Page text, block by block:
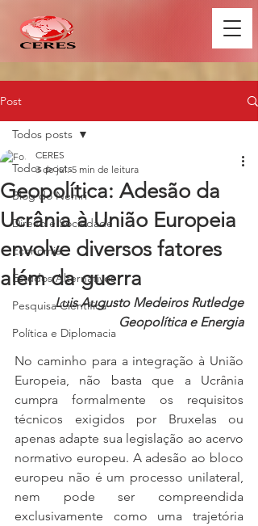
Post
Todos posts
Blog do Nemri
Direito e Sociedade
Economia
Estudos Alternativos
Pesquisa Científica
Política e Diplomacia
Todos posts
Geopolítica: Adesão da
Ucrânia à União Europeia
envolve diversos fatores
além da guerra
CERES
3 de jul. 5 min de leitura
Luis Augusto Medeiros Rutledge
Geopolítica e Energia
No caminho para a integração à União
Europeia, não basta que a Ucrânia
cumpra formalmente os requisitos
técnicos exigidos por Bruxelas ou
apenas adapte sua legislação ao acervo
normativo europeu. A adesão ao bloco
europeu não é um processo unilateral,
nem pode ser compreendida
exclusivamente como uma trajetória